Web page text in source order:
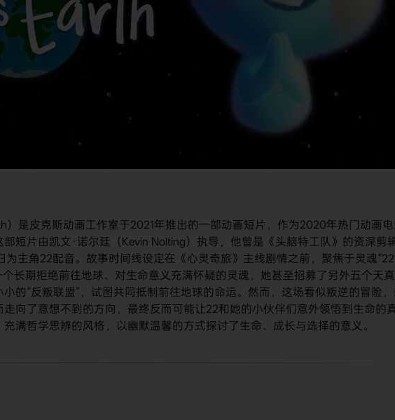
）是皮克斯动画工作室于2021年推出的一部动画短片，作为2020年热门动画
部短片由凯文·诺尔廷（Kevin Nolting）执导，他曾是《头脑特工队》的资深剪
为主角22配音。故事时间线设定在《心灵奇旅》主线剧情之前，聚焦于灵魂
个长期拒绝前往地球、对生命意义充满怀疑的灵魂，她甚至招募了另外五个天
的“反叛联盟”，试图共同抵制前往地球的命运。然而，这场看似叛逆的冒险
向了意想不到的方向，最终反而可能让22和她的小伙伴们意外领悟到生命的
满哲学思辨的风格，以幽默温馨的方式探讨了生命、成长与选择的意义。